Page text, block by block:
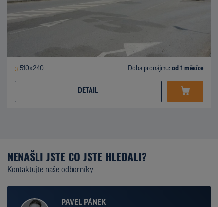
510x240 Doba pronájmu: od 1 měsíce
DETAIL
NENAŠLI JSTE CO JSTE HLEDALI?
Kontaktujte naše odborníky
PAVEL PÁNEK